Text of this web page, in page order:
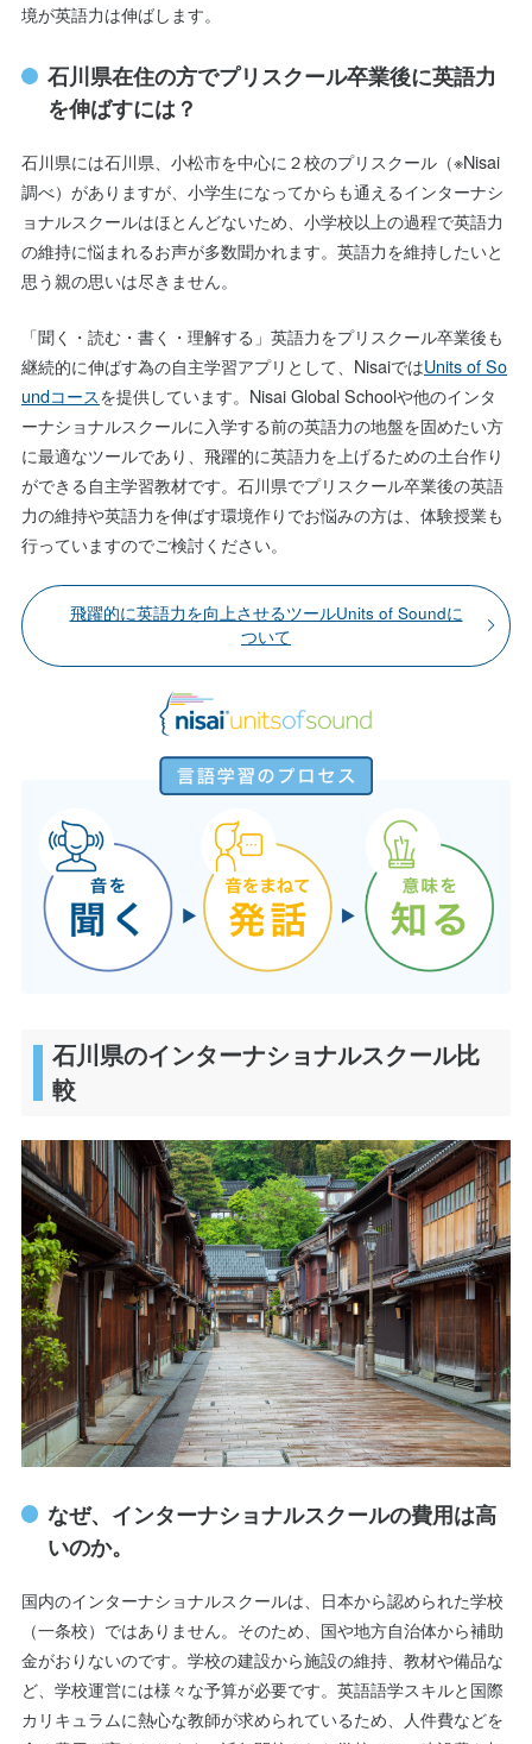
境が英語力は伸ばします。
石川県在住の方でプリスクール卒業後に英語力
を伸ばすには？
石川県には石川県、小松市を中心に２校のプリスクール（※Nisai
調べ）がありますが、小学生になってからも通えるインターナシ
ョナルスクールはほとんどないため、小学校以上の過程で英語力
の維持に悩まれるお声が多数聞かれます。英語力を維持したいと
思う親の思いは尽きません。
「聞く・読む・書く・理解する」英語力をプリスクール卒業後も
継続的に伸ばす為の自主学習アプリとして、NisaiではUnits of So
undコースを提供しています。Nisai Global Schoolや他のインタ
ーナショナルスクールに入学する前の英語力の地盤を固めたい方
に最適なツールであり、飛躍的に英語力を上げるための土台作り
ができる自主学習教材です。石川県でプリスクール卒業後の英語
力の維持や英語力を伸ばす環境作りでお悩みの方は、体験授業も
行っていますのでご検討ください。
飛躍的に英語力を向上させるツールUnits of Soundに
ついて
石川県のインターナショナルスクール比
較
なぜ、インターナショナルスクールの費用は高
いのか。
国内のインターナショナルスクールは、日本から認められた学校
（一条校）ではありません。そのため、国や地方自治体から補助
金がおりないのです。学校の建設から施設の維持、教材や備品な
ど、学校運営には様々な予算が必要です。英語語学スキルと国際
カリキュラムに熱心な教師が求められているため、人件費などを